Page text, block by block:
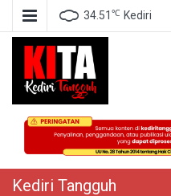
34.51 ℃ Kediri
Kediri
Berita Akurat Terpercaya
Kediri Tangguh